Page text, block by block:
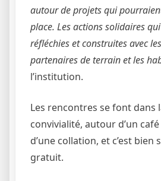
autour de projets qui
place. Les actions solidaires
réfléchies et construites avec
partenaires de terrain et les
l’institution.
Les rencontres se font dans
convivialité, autour d’un
d’une collation, et c’est bien
gratuit.